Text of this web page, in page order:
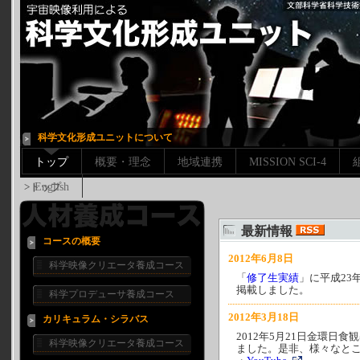
科学文化形成ユニットについて
トップ 概要・理念 地域連携 MISSION SCI-4
English
>トップ
コースの概要
科学映像クリエータ養成コース
科学プロデューサ養成コース
カリキュラム・シラバス
科学映像クリエータ養成コース
最新情報
2012年6月8日
「 修了生実績 」に平成23
掲載しました。
2012年3月18日
2012年5月21日金環日食
ました。是非、様々なと